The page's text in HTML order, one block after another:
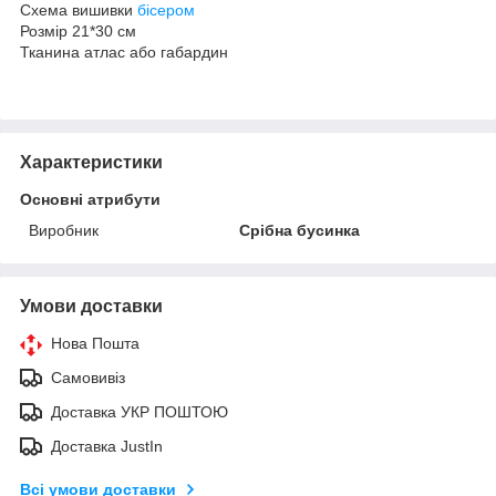
Схема вишивки бісером
Розмір 21*30 см
Тканина атлас або габардин
Характеристики
Основні атрибути
Виробник
Срібна бусинка
Умови доставки
Нова Пошта
Самовивіз
Доставка УКР ПОШТОЮ
Доставка JustIn
Всі умови доставки